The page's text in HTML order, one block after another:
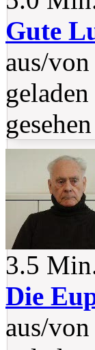
Gute
aus/von
3.5
Die
aus/von